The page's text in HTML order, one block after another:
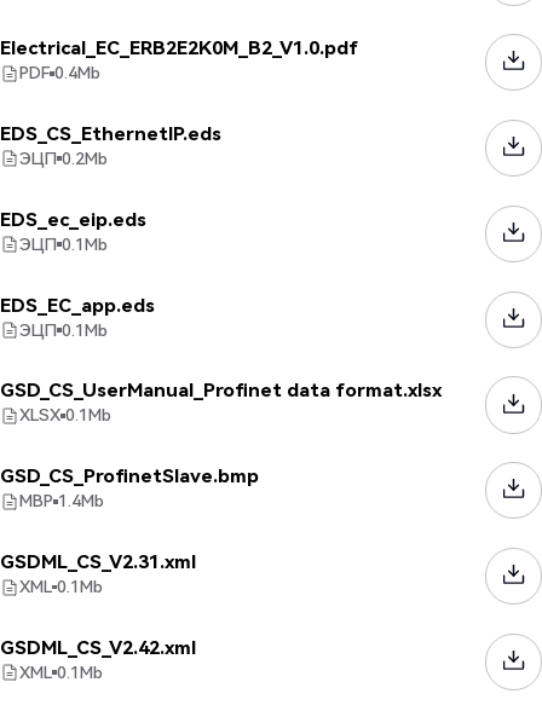
Electrical_EC_ERB2E2K0M_B2_V1.0.pdf
PDF 0.4Mb
EDS_CS_EthernetIP.eds
ЭЦП 0.2Mb
EDS_ec_eip.eds
ЭЦП 0.1Mb
EDS_EC_app.eds
ЭЦП 0.1Mb
GSD_CS_UserManual_Profinet data format.xlsx
XLSX 0.1Mb
GSD_CS_ProfinetSlave.bmp
MBP 1.4Mb
GSDML_CS_V2.31.xml
XML 0.1Mb
GSDML_CS_V2.42.xml
XML 0.1Mb